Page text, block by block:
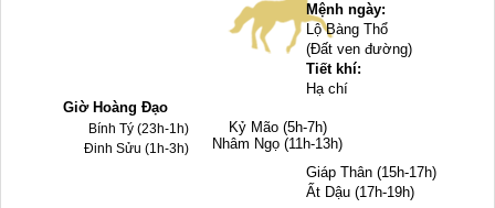
Mệnh ngày:
Lộ Bàng Thổ
(Đất ven đường)
Tiết khí:
Hạ chí
Giờ Hoàng Đạo
Bính Tý (23h-1h)
Đinh Sửu (1h-3h)
Kỷ Mão (5h-7h)
Nhâm Ngọ (11h-13h)
Giáp Thân (15h-17h)
Ất Dậu (17h-19h)